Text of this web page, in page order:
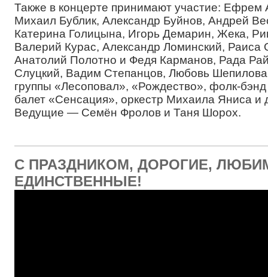
Также в концерте принимают участие: Ефрем
Михаил Бублик, Александр Буйнов, Андрей
Катерина Голицына, Игорь Демарин, Жека,
Валерий Курас, Александр Ломинский, Раиса
Анатолий Полотно и Федя Карманов, Рада
Слуцкий, Вадим Степанцов, Любовь
группы «Лесоповал», «Рождество», фолк-
балет «Сенсация», оркестр Михаила Яниса и
Ведущие — Семён Фролов и Таня Шорох.
С ПРАЗДНИКОМ, ДОРОГИЕ,
ЕДИНСТВЕННЫЕ!